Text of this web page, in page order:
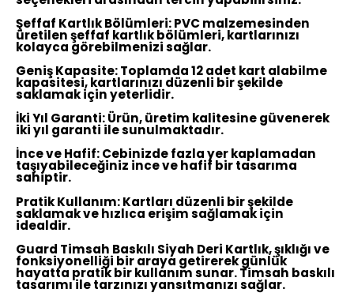
Şeffaf Kartlık Bölümleri:PVC malzemesinden
üretilen şeffaf kartlık bölümleri, kartlarınızı
kolayca görebilmenizi sağlar.
Geniş Kapasite:Toplamda 12 adet kart alabilme
kapasitesi, kartlarınızı düzenli bir şekilde
saklamak için yeterlidir.
İki Yıl Garanti:Ürün, üretim kalitesine güvenerek
iki yıl garanti ile sunulmaktadır.
İnce ve Hafif:Cebinizde fazla yer kaplamadan
taşıyabileceğiniz ince ve hafif bir tasarıma
sahiptir.
Pratik Kullanım:Kartları düzenli bir şekilde
saklamak ve hızlıca erişim sağlamak için
idealdir.
Guard Timsah Baskılı Siyah Deri Kartlık, şıklığı ve
fonksiyonelliği bir araya getirerek günlük
hayatta pratik bir kullanım sunar. Timsah baskılı
tasarımı ile tarzınızı yansıtmanızı sağlar.